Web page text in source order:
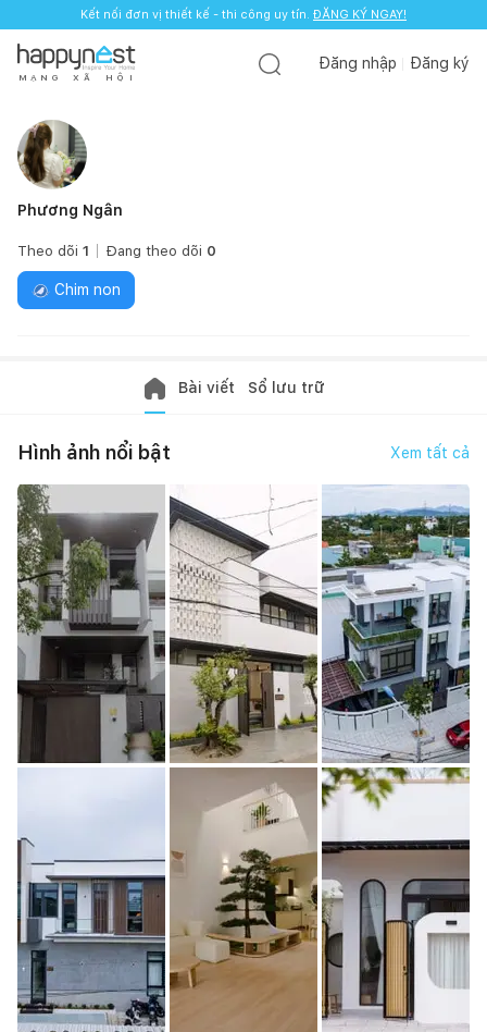
Kết nối đơn vị thiết kế - thi công uy tín. ĐĂNG KÝ NGAY!
Kết nối đơn vị thiết kế - thi công uy tín. ĐĂNG KÝ NGAY!
M Ạ N G X Ã H Ộ I
Đăng nhập Đăng ký
Phương Ngân
Theo dõi 1 Đang theo dõi 0
Chim non
Bài viết Sổ lưu trữ
Hình ảnh nổi bật Xem tất cả